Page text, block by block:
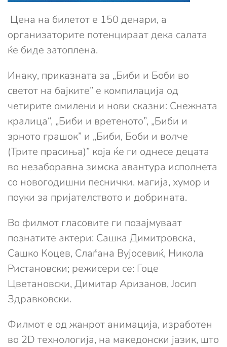
Цена на билетот е 150 денари, а
организаторите потенцираат дека салата
ќе биде затоплена.
Инаку, приказната за „Биби и Боби во
светот на бајките” е компилација од
четиритe омилени и нови сказни: Снежната
кралица“, „Биби и вретеното”, „Биби и
зрното грашок” и „Биби, Боби и волче
(Трите прасиња)” која ќе ги однесе децата
во незаборавна зимска авантура исполнета
со новогодишни песнички. магија, хумор и
поуки за пријателството и добрината.
Во филмот гласовите ги позајмуваат
познатите актери: Сашка Димитровска,
Сашко Коцев, Слаѓана Вујосевиќ, Никола
Ристановски; режисери се: Гоце
Цветановски, Димитар Аризанов, Јосип
Здравковски.
Филмот е од жанрот анимација, изработен
во 2D технологија, на македонски јазик, што